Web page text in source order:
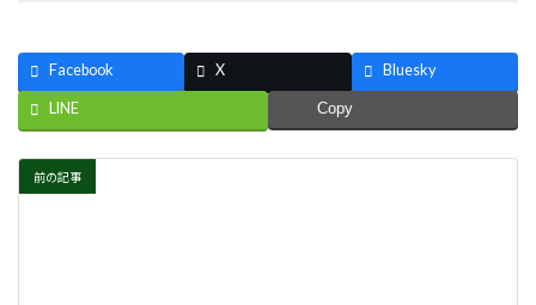
Facebook X Bluesky
LINE Copy
前の記事